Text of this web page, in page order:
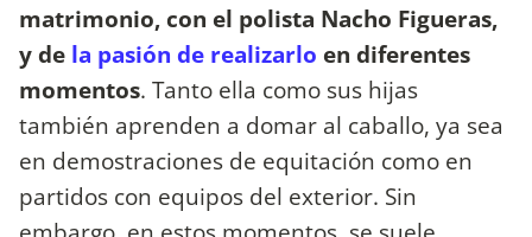
matrimonio, con el polista Nacho Figueras,
y de la pasión de realizarlo en diferentes
momentos. Tanto ella como sus hijas
también aprenden a domar al caballo, ya sea
en demostraciones de equitación como en
partidos con equipos del exterior. Sin